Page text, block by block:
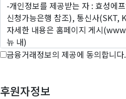
금융거래정보의 제공에 동의합니다.
후원자정보